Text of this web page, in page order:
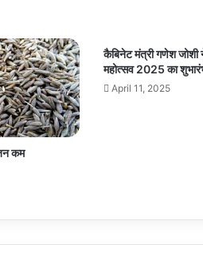
कम
कैबिनेट मंत्री गणेश जोशी
महोत्सव 2025 का
April 11, 2025